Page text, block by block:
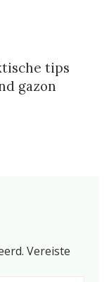
tips
gazon
Vereiste